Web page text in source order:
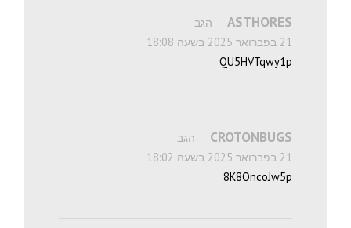
ASTHORES
הגב
21 בפברואר 2025 בשעה 18:08
QU5HVTqwy1p
CROTONBUGS
הגב
21 בפברואר 2025 בשעה 18:02
8K8OncoJw5p